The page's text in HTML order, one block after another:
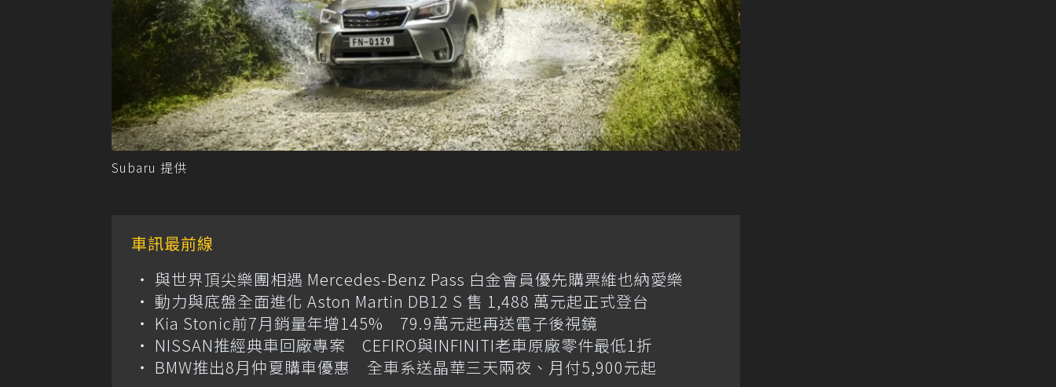
Subaru 提供
車訊最前線
與世界頂尖樂團相遇 Mercedes-Benz Pass 白金會員優先購票維也納愛樂
動力與底盤全面進化 Aston Martin DB12 S 售 1,488 萬元起正式登台
Kia Stonic前7月銷量年增145% 79.9萬元起再送電子後視鏡
NISSAN推經典車回廠專案 CEFIRO與INFINITI老車原廠零件最低1折
BMW推出8月仲夏購車優惠 全車系送晶華三天兩夜、月付5,900元起